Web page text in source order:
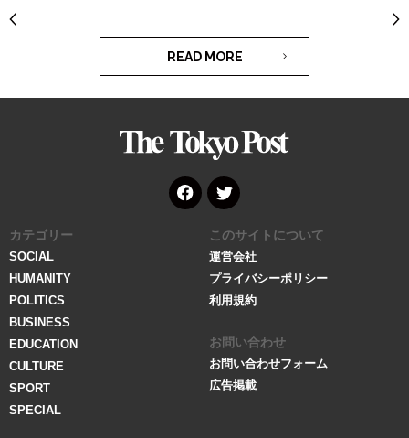
READ MORE
er
カテゴリー
SOCIAL
HUMANITY
POLITICS
BUSINESS
EDUCATION
CULTURE
SPORT
SPECIAL
このサイトについて
運営会社
プライバシーポリシー
利用規約
お問い合わせ
お問い合わせフォーム
広告掲載